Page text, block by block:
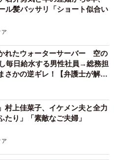
ル髪バッサリ「ショート似合い
ア
れたウォーターサーバー 空の
毎日給水する男性社員→総務担
さかの逆ギレ！【弁護士が解
村上佳菜子、イケメン夫と全力
たり」「素敵なご夫婦」
ア